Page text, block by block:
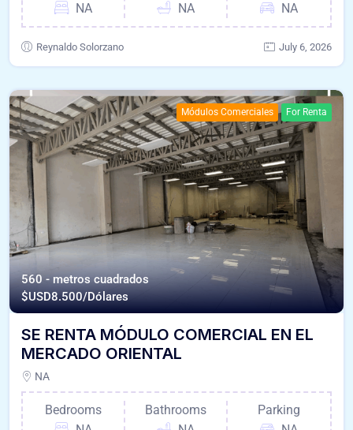
NA
NA
NA
Reynaldo Solorzano July 6, 2026
Módulos Comerciales For Renta
560 - metros cuadrados
$USD8.500/Dólares
SE RENTA MÓDULO COMERCIAL EN EL
MERCADO ORIENTAL
NA
Bedrooms
Bathrooms
Parking